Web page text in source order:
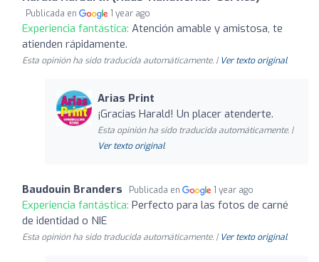
Publicada en 1 year ago
Experiencia fantástica: Atención amable y amistosa, te
atienden rápidamente.
Esta opinión ha sido traducida automáticamente. | Ver texto original
Arias Print
¡Gracias Harald! Un placer atenderte.
Esta opinión ha sido traducida automáticamente. |
Ver texto original
Baudouin Branders Publicada en 1 year ago
Experiencia fantástica: Perfecto para las fotos de carné
de identidad o NIE
Esta opinión ha sido traducida automáticamente. | Ver texto original